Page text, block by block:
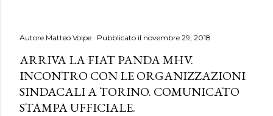
Autore Matteo Volpe Pubblicato il novembre 29, 2018
ARRIVA LA FIAT PANDA MHV.
INCONTRO CON LE ORGANIZZAZIONI
SINDACALI A TORINO. COMUNICATO
STAMPA UFFICIALE.